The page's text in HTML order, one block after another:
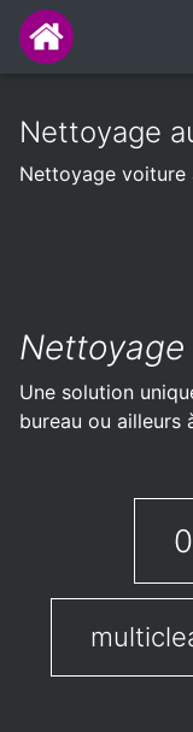
Nettoyage
Nettoyage voiture
Une solution
bureau ou ailleurs